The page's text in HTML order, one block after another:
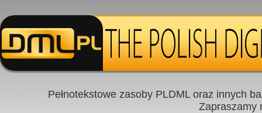
Pełnotekstowe zasoby PLDML oraz innych
Zapraszamy